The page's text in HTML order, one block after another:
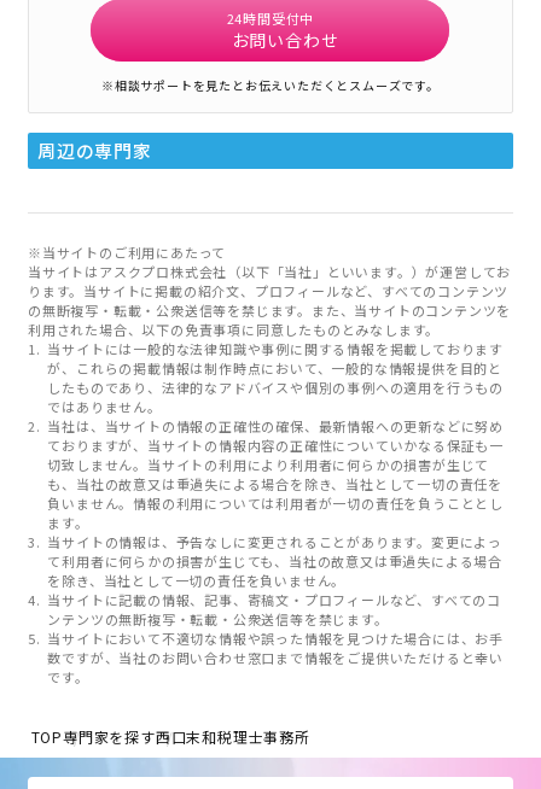
24時間受付中
お問い合わせ
※相談サポートを見たとお伝えいただくとスムーズです。
周辺の専門家
※当サイトのご利用にあたって
当サイトはアスクプロ株式会社（以下「当社」といいます。）が運営してお
ります。当サイトに掲載の紹介文、プロフィールなど、すべてのコンテンツ
の無断複写・転載・公衆送信等を禁じます。また、当サイトのコンテンツを
利用された場合、以下の免責事項に同意したものとみなします。
当サイトには一般的な法律知識や事例に関する情報を掲載しております
が、これらの掲載情報は制作時点において、一般的な情報提供を目的と
したものであり、法律的なアドバイスや個別の事例への適用を行うもの
ではありません。
当社は、当サイトの情報の正確性の確保、最新情報への更新などに努め
ておりますが、当サイトの情報内容の正確性についていかなる保証も一
切致しません。当サイトの利用により利用者に何らかの損害が生じて
も、当社の故意又は重過失による場合を除き、当社として一切の責任を
負いません。情報の利用については利用者が一切の責任を負うこととし
ます。
当サイトの情報は、予告なしに変更されることがあります。変更によっ
て利用者に何らかの損害が生じても、当社の故意又は重過失による場合
を除き、当社として一切の責任を負いません。
当サイトに記載の情報、記事、寄稿文・プロフィールなど、すべてのコ
ンテンツの無断複写・転載・公衆送信等を禁じます。
当サイトにおいて不適切な情報や誤った情報を見つけた場合には、お手
数ですが、当社のお問い合わせ窓口まで情報をご提供いただけると幸い
です。
TOP専門家を探す西口末和税理士事務所